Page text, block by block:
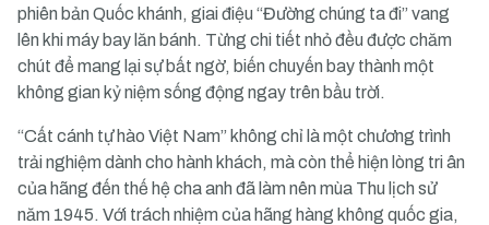
phiên bản Quốc khánh, giai điệu “Đường chúng ta đi” vang
lên khi máy bay lăn bánh. Từng chi tiết nhỏ đều được chăm
chút để mang lại sự bất ngờ, biến chuyến bay thành một
không gian kỷ niệm sống động ngay trên bầu trời.
“Cất cánh tự hào Việt Nam” không chỉ là một chương trình
trải nghiệm dành cho hành khách, mà còn thể hiện lòng tri ân
của hãng đến thế hệ cha anh đã làm nên mùa Thu lịch sử
năm 1945. Với trách nhiệm của hãng hàng không quốc gia,